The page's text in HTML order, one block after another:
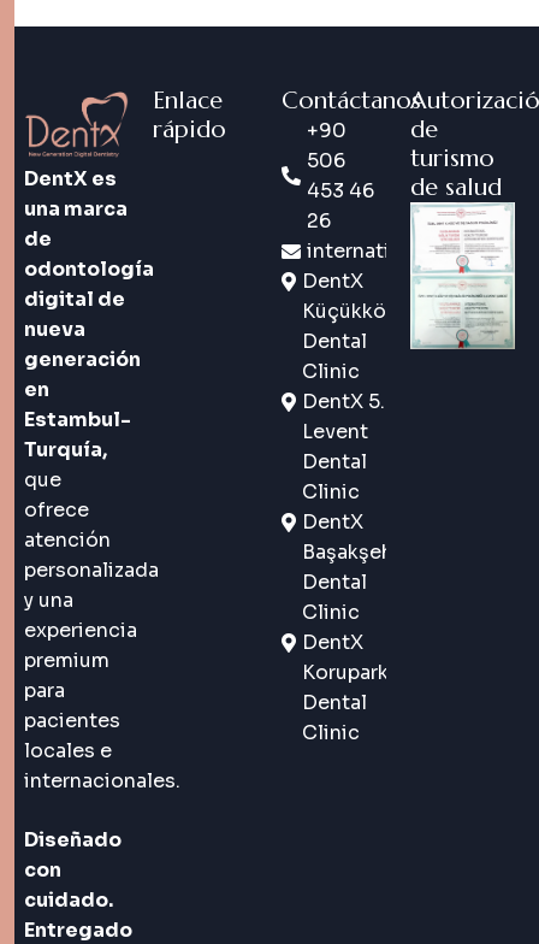
DentX es
una marca
de
odontología
digital de
nueva
generación
en
Estambul-
Turquía,
que
ofrece
atención
personalizada
y una
experiencia
premium
para
pacientes
locales e
internacionales.
Diseñado
con
cuidado.
Entregado
Enlace
rápido
Contáctanos
+90
506
453 46
26
DentX
Küçükköy
Dental
Clinic
DentX 5.
Levent
Dental
Clinic
DentX
Başakşehir
Dental
Clinic
DentX
Korupark
Dental
Clinic
de
turismo
de salud